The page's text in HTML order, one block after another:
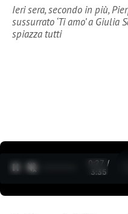
Ieri sera, secondo in più,
sussurrato ‘Ti amo’ a Giulia
spiazza tutti
0:27 /
3:35